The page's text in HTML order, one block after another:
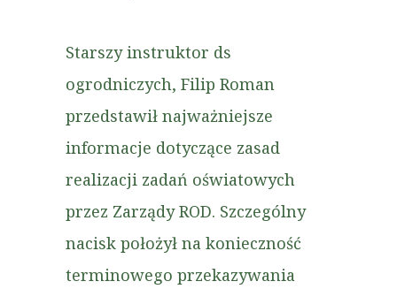
Starszy instruktor ds
ogrodniczych, Filip Roman
przedstawił najważniejsze
informacje dotyczące zasad
realizacji zadań oświatowych
przez Zarządy ROD. Szczególny
nacisk położył na konieczność
terminowego przekazywania